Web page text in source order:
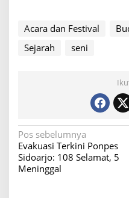
Acara dan Festival
Sejarah
seni
N
a
v
Pos sebelumnya
Evakuasi Terkini Ponpes
Sidoarjo: 108 Selamat, 5
Meninggal